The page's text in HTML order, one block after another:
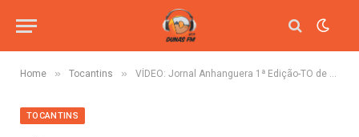
Home » Tocantins » VÍDEO: Jornal Anhanguera 1ª Edição-TO de sábado, 4 de janeiro de 2025
TOCANTINS